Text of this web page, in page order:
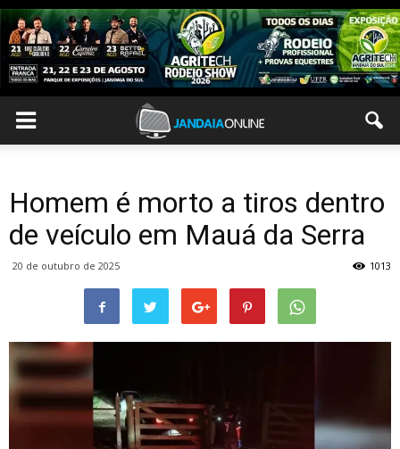
Homem é morto a tiros dentro
de veículo em Mauá da Serra
20 de outubro de 2025 1013